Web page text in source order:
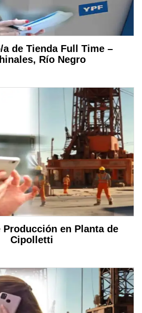
a de Tienda Full Time –
Río Negro
Producción en Planta de
Cipolletti